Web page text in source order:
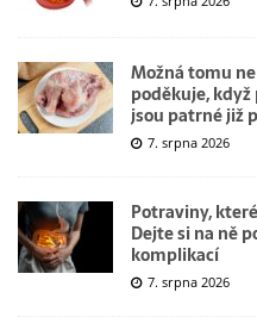
Možná tomu
poděkuje,
jsou patrné již
7. srpna 2026
Potraviny,
Dejte si na ně
komplikací
7. srpna 2026